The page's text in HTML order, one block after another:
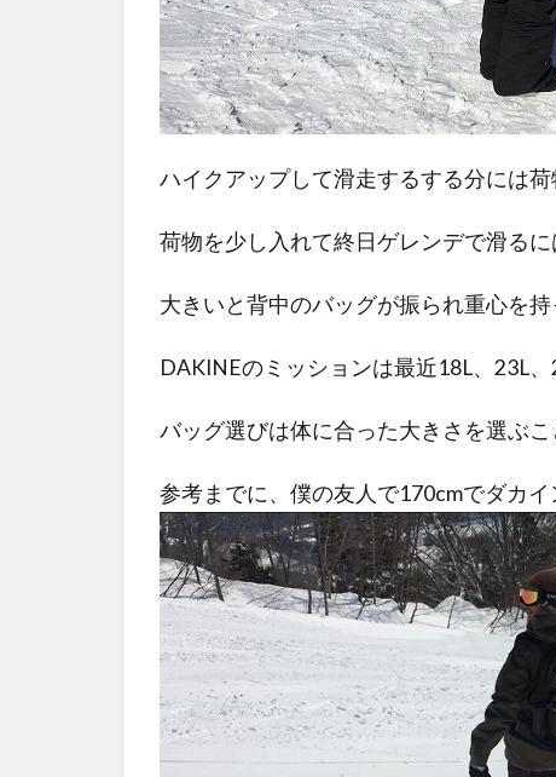
を紹
介し
ます
1.4.1
財布等
のみの
荷物少
な目の
人
1.4.2
マーや
などの
機材が
多い人
1.4.3
スキー
場内で
のみ滑
る人
ハイクアップして滑走するする分には
荷物を少し入れて終日ゲレンデで滑る
大きいと背中のバッグが振られ重心を
DAKINEのミッションは最近18L、23L
バッグ選びは体に合った大きさを選ぶ
参考までに、僕の友人で170cmでダカ